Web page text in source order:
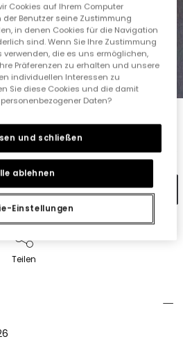
2 3 4 5
weißer Baumwolle
Warenkorb
Teilen
Cookies auf Ihrem Computer
Benutzer seine Zustimmung
in denen Cookies für die Navigation
sind. Wenn Sie Ihre Zustimmung
verwenden, die es uns ermöglichen,
Präferenzen zu erhalten und unsere
individuellen Interessen zu
Sie diese Cookies und die damit
Daten?
Einstellungen
ablehnen
und schließen